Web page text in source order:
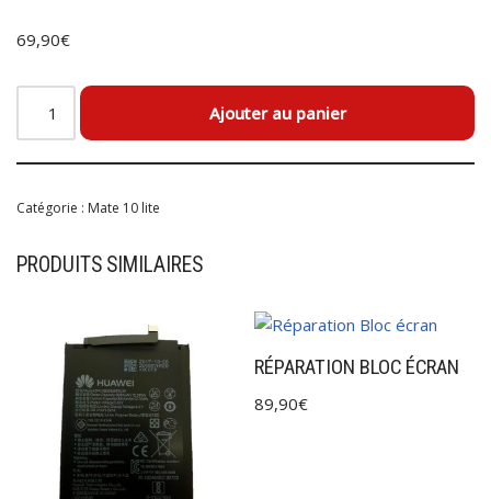
69,90€
Ajouter au panier
Catégorie : Mate 10 lite
PRODUITS SIMILAIRES
RÉPARATION BLOC ÉCRAN
89,90€